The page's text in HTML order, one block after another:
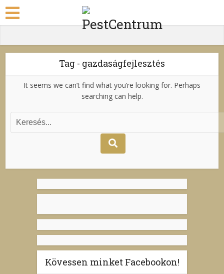
Tag - gazdaságfejlesztés
It seems we can’t find what you’re looking for. Perhaps
searching can help.
Kövessen minket Facebookon!